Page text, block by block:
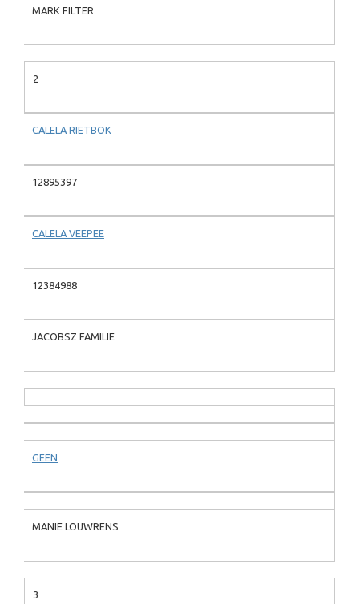
MARK FILTER
2
CALELA RIETBOK
12895397
CALELA VEEPEE
12384988
JACOBSZ FAMILIE
GEEN
MANIE LOUWRENS
3